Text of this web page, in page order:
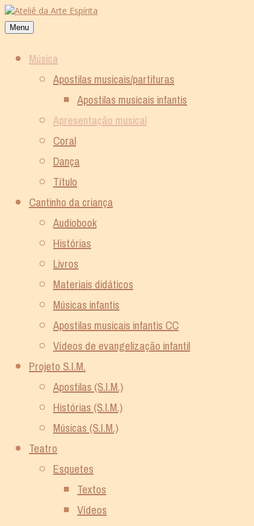
Skip
to
content
Menu
Música
Apostilas musicais/partituras
Apostilas musicais infantis
Apresentação musical
Coral
Dança
Título
Cantinho da criança
Audiobook
Histórias
Livros
Materiais didáticos
Músicas infantis
Apostilas musicais infantis CC
Vídeos de evangelização infantil
Projeto S.I.M.
Apostilas (S.I.M.)
Histórias (S.I.M.)
Músicas (S.I.M.)
Teatro
Esquetes
Textos
Vídeos